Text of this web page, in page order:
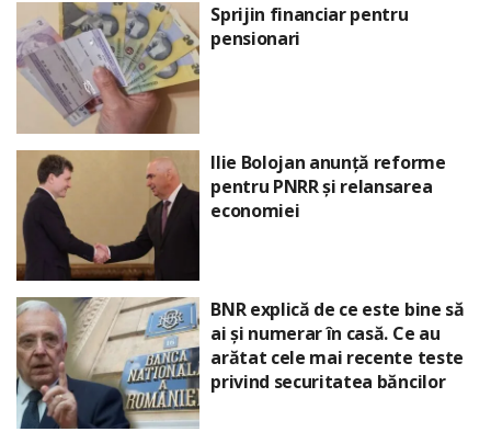
Sprijin financiar pentru
pensionari
Ilie Bolojan anunță reforme
pentru PNRR și relansarea
economiei
BNR explică de ce este bine să
ai și numerar în casă. Ce au
arătat cele mai recente teste
privind securitatea băncilor